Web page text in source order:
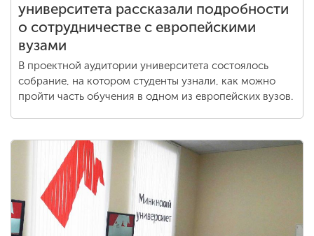
университета рассказали подробности
о сотрудничестве с европейскими
вузами
В проектной аудитории университета состоялось
собрание, на котором студенты узнали, как можно
пройти часть обучения в одном из европейских вузов.